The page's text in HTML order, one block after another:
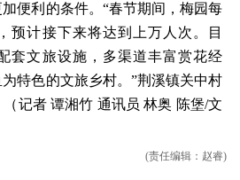
便利的条件。“春节期间，梅园每
预计接下来将达到上万人次。目
套文旅设施，多渠道丰富赏花经
特色的文旅乡村。”荆溪镇关中村
记者 谭湘竹 通讯员 林奥 陈堡/文
(责任编辑：赵睿)